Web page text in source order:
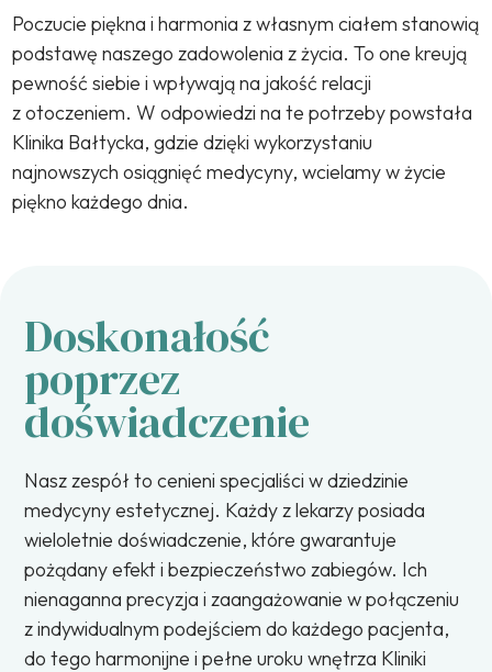
Poczucie piękna i harmonia z własnym ciałem stanowią
podstawę naszego zadowolenia z życia. To one kreują
pewność siebie i wpływają na jakość relacji
z otoczeniem. W odpowiedzi na te potrzeby powstała
Klinika Bałtycka, gdzie dzięki wykorzystaniu
najnowszych osiągnięć medycyny, wcielamy w życie
piękno każdego dnia.
Doskonałość
poprzez
doświadczenie
Nasz zespół to cenieni specjaliści w dziedzinie
medycyny estetycznej. Każdy z lekarzy posiada
wieloletnie doświadczenie, które gwarantuje
pożądany efekt i bezpieczeństwo zabiegów. Ich
nienaganna precyzja i zaangażowanie w połączeniu
z indywidualnym podejściem do każdego pacjenta,
do tego harmonijne i pełne uroku wnętrza Kliniki